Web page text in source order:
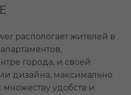
распологает жителей в
города, и своей
дизайна, максимально
удобств и